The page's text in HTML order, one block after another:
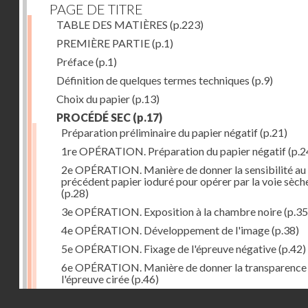
PAGE DE TITRE
TABLE DES MATIÈRES (p.223)
PREMIÈRE PARTIE(p.1)
Préface(p.1)
Définition de quelques termes techniques (p.9)
Choix du papier(p.13)
PROCÉDÉ SEC (p.17)
Préparation préliminaire du papier négatif(p.21)
1re OPÉRATION. Préparation du papier négatif
2e OPÉRATION. Manière de donner la sensibilité au
précédent papier ioduré pour opérer par la voie
(p.28)
3e OPÉRATION. Exposition à la chambre noire
4e OPÉRATION. Développement de l'image(p.38)
5e OPÉRATION. Fixage de l'épreuve négative(p.42)
6e OPÉRATION. Manière de donner la transparence
l'épreuve cirée(p.46)